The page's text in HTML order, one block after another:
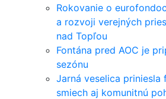
Rokovanie o
a rozvoji verejných
nad Topľou
Fontána pred AOC je
sezónu
Jarná veselica priniesla
smiech aj komunitnú